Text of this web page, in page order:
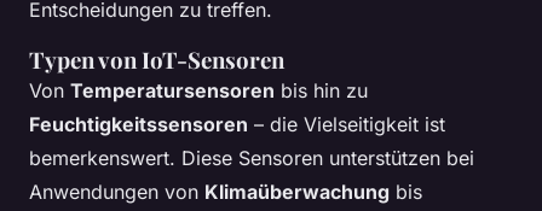
Entscheidungen zu treffen.
Typen von IoT-Sensoren
Von Temperatursensoren bis hin zu
Feuchtigkeitssensoren – die Vielseitigkeit ist
bemerkenswert. Diese Sensoren unterstützen bei
Anwendungen von Klimaüberwachung bis